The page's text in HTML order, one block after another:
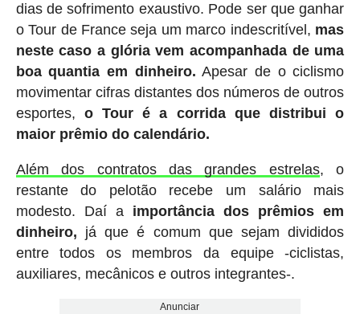
dias de sofrimento exaustivo. Pode ser que ganhar
o Tour de France seja um marco indescritível, mas
neste caso a glória vem acompanhada de uma
boa quantia em dinheiro. Apesar de o ciclismo
movimentar cifras distantes dos números de outros
esportes, o Tour é a corrida que distribui o
maior prêmio do calendário.
Além dos contratos das grandes estrelas, o
restante do pelotão recebe um salário mais
modesto. Daí a importância dos prêmios em
dinheiro, já que é comum que sejam divididos
entre todos os membros da equipe -ciclistas,
auxiliares, mecânicos e outros integrantes-.
Anunciar